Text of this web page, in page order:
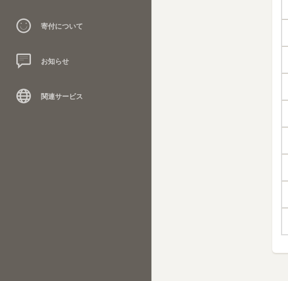
寄付について
お知らせ
関連サービス